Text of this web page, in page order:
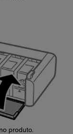
produto.